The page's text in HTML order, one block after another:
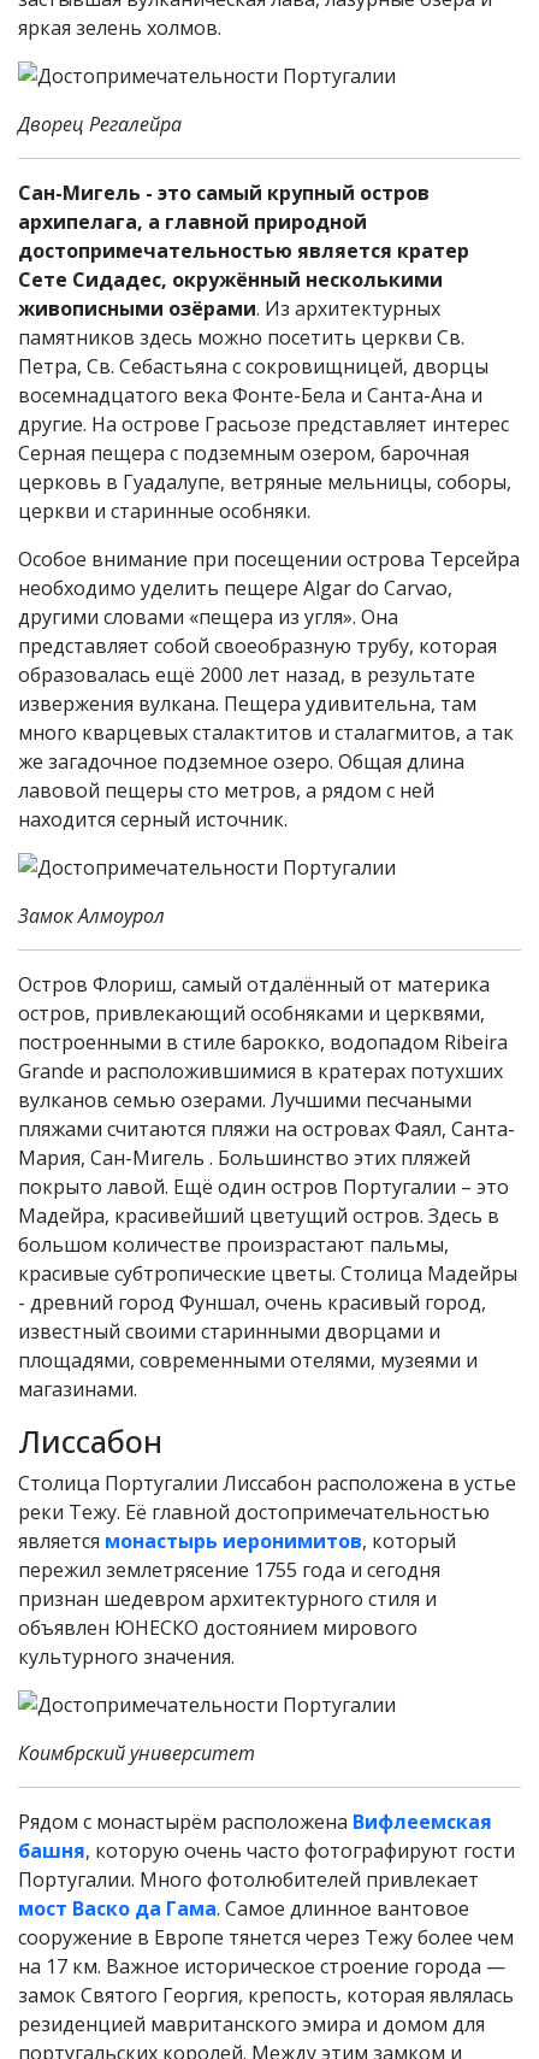
яркая зелень холмов.
Дворец Регалейра
Сан-Мигель - это самый крупный остров
архипелага, а главной природной
достопримечательностью является кратер
Сете Сидадес, окружённый несколькими
живописными озёрами. Из архитектурных
памятников здесь можно посетить церкви Св.
Петра, Св. Себастьяна с сокровищницей, дворцы
восемнадцатого века Фонте-Бела и Санта-Ана и
другие. На острове Грасьозе представляет интерес
Серная пещера с подземным озером, барочная
церковь в Гуадалупе, ветряные мельницы, соборы,
церкви и старинные особняки.
Особое внимание при посещении острова Терсейра
необходимо уделить пещере Algar do Carvao,
другими словами «пещера из угля». Она
представляет собой своеобразную трубу, которая
образовалась ещё 2000 лет назад, в результате
извержения вулкана. Пещера удивительна, там
много кварцевых сталактитов и сталагмитов, а так
же загадочное подземное озеро. Общая длина
лавовой пещеры сто метров, а рядом с ней
находится серный источник.
Замок Алмоурол
Остров Флориш, самый отдалённый от материка
остров, привлекающий особняками и церквями,
построенными в стиле барокко, водопадом Ribeira
Grande и расположившимися в кратерах потухших
вулканов семью озерами. Лучшими песчаными
пляжами считаются пляжи на островах Фаял, Санта-
Мария, Сан-Мигель . Большинство этих пляжей
покрыто лавой. Ещё один остров Португалии – это
Мадейра, красивейший цветущий остров. Здесь в
большом количестве произрастают пальмы,
красивые субтропические цветы. Столица Мадейры
- древний город Фуншал, очень красивый город,
известный своими старинными дворцами и
площадями, современными отелями, музеями и
магазинами.
Лиссабон
Столица Португалии Лиссабон расположена в устье
реки Тежу. Её главной достопримечательностью
является монастырь иеронимитов, который
пережил землетрясение 1755 года и сегодня
признан шедевром архитектурного стиля и
объявлен ЮНЕСКО достоянием мирового
культурного значения.
Коимбрский университет
Рядом с монастырём расположена Вифлеемская
башня, которую очень часто фотографируют гости
Португалии. Много фотолюбителей привлекает
мост Васко да Гама. Самое длинное вантовое
сооружение в Европе тянется через Тежу более чем
на 17 км. Важное историческое строение города —
замок Святого Георгия, крепость, которая являлась
резиденцией мавританского эмира и домом для
португальских королей. Между этим замком и